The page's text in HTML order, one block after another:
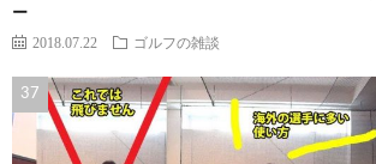
ー
2018.07.22 ゴルフの雑談